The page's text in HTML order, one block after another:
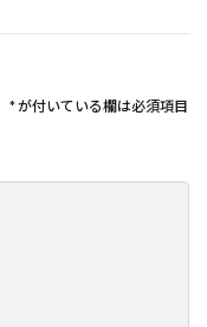
*が付いている欄は必須項目